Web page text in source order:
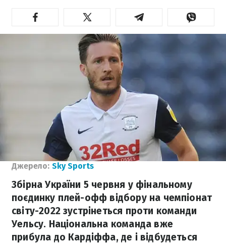
Джерело: Sky Sports
Збірна України 5 червня у фінальному
поєдинку плей-офф відбору на чемпіонат
світу-2022 зустрінеться проти команди
Уельсу. Національна команда вже
прибула до Кардіффа, де і відбудеться